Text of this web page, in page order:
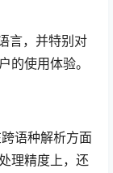
言，并特别对
的使用体验。
语种解析方面
理精度上，还